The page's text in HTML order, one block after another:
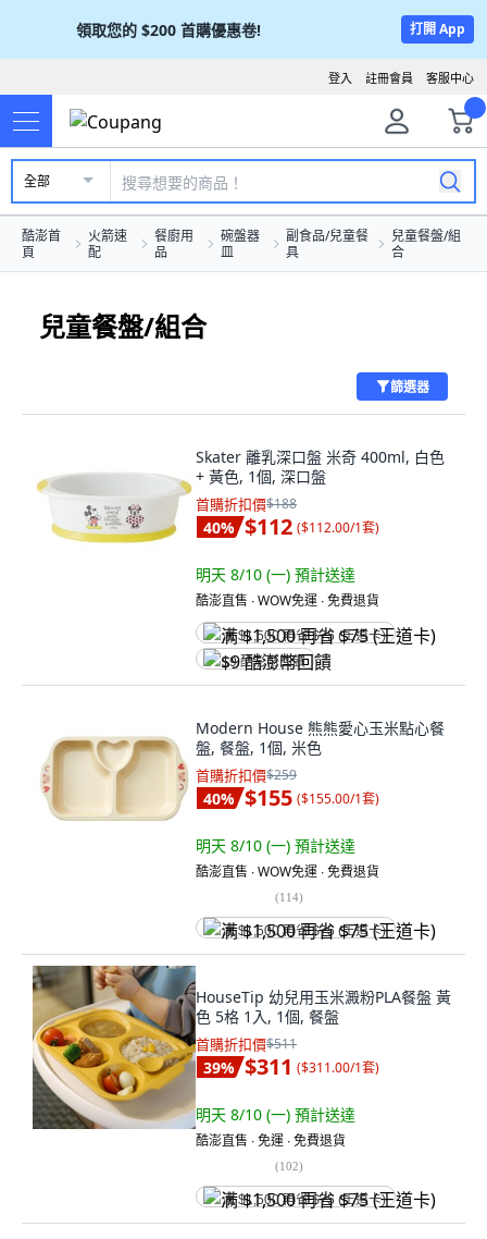
領取您的 $200 首購優惠卷! 打開 App
客服中心
註冊會員
登入
全部
酷澎首
頁
火箭速
配
餐廚用
品
碗盤器
皿
副食品/兒童餐
具
兒童餐盤/組
合
兒童餐盤/組合
篩選器
Skater 離乳深口盤 米奇 400ml, 白色
+ 黃色, 1個, 深口盤
首購折扣價$188
40% $112 ($112.00/1套)
明天 8/10 (一) 預計送達
酷澎直售 ∙ WOW免運 ∙ 免費退貨
满 $1,500 再省 $75 (王道卡)
$9 酷澎幣回饋
Modern House 熊熊愛心玉米點心餐
盤, 餐盤, 1個, 米色
首購折扣價$259
40% $155 ($155.00/1套)
明天 8/10 (一) 預計送達
酷澎直售 ∙ WOW免運 ∙ 免費退貨
(114)
满 $1,500 再省 $75 (王道卡)
HouseTip 幼兒用玉米澱粉PLA餐盤 黃
色 5格 1入, 1個, 餐盤
首購折扣價$511
39% $311 ($311.00/1套)
明天 8/10 (一) 預計送達
酷澎直售 ∙ 免運 ∙ 免費退貨
(102)
满 $1,500 再省 $75 (王道卡)